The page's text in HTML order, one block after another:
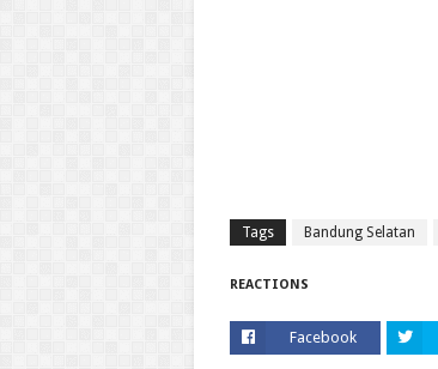
Tags Bandung Selatan
REACTIONS
Facebook